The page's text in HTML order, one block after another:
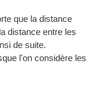
que la distance
distance entre les
de suite.
l'on considère les